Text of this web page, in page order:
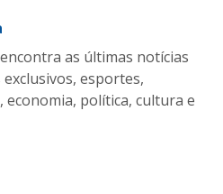
as últimas notícias
esportes,
política, cultura e